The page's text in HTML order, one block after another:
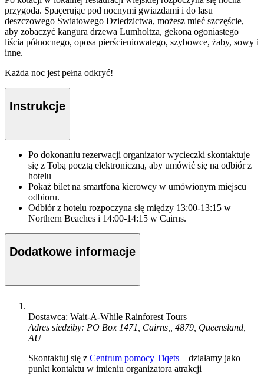
przygoda. Spacerując pod nocnymi gwiazdami i do lasu
deszczowego Światowego Dziedzictwa, możesz mieć szczęście,
aby zobaczyć kangura drzewa Lumholtza, gekona ogoniastego
liścia północnego, oposa pierścieniowatego, szybowce, żaby, sowy i
inne.
Każda noc jest pełna odkryć!
Instrukcje
Po dokonaniu rezerwacji organizator wycieczki skontaktuje
się z Tobą pocztą elektroniczną, aby umówić się na odbiór z
hotelu
Pokaż bilet na smartfona kierowcy w umówionym miejscu
odbioru.
Odbiór z hotelu rozpoczyna się między 13:00-13:15 w
Northern Beaches i 14:00-14:15 w Cairns.
Dodatkowe informacje
Dostawca: Wait-A-While Rainforest Tours
Adres siedziby: PO Box 1471, Cairns,, 4879, Queensland,
AU
Skontaktuj się z Centrum pomocy Tiqets – działamy jako
punkt kontaktu w imieniu organizatora atrakcji